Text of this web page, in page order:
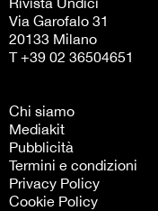
Via Garofalo 31
20133 Milano
T +39 02 36504651
Chi siamo
Mediakit
Pubblicità
Termini e condizioni
Privacy Policy
Cookie Policy